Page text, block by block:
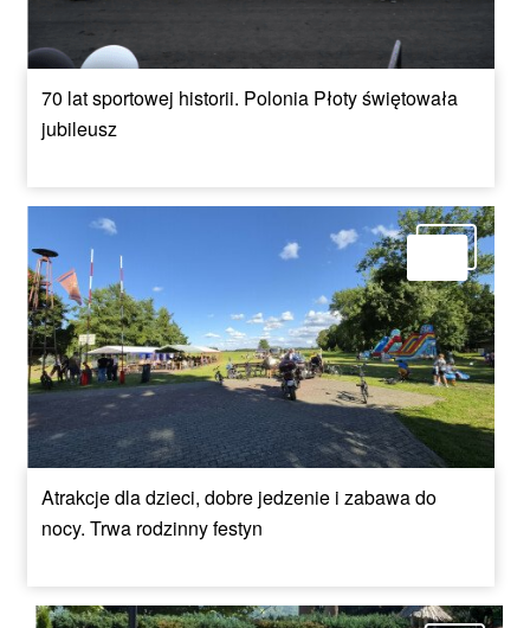
70 lat sportowej historii. Polonia Płoty świętowała
jubileusz
Atrakcje dla dzieci, dobre jedzenie i zabawa do
nocy. Trwa rodzinny festyn